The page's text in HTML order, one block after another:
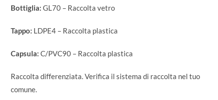
Bottiglia:GL70 – Raccolta vetro
Tappo: LDPE4 – Raccolta plastica
Capsula:C/PVC90 – Raccolta plastica
Raccolta differenziata. Verifica il sistema di raccolta nel tuo
comune.